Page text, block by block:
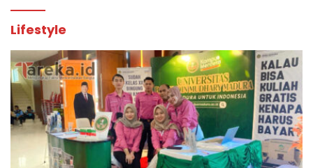
Lifestyle